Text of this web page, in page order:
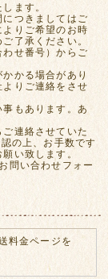
ます。
つきましてはご
りご希望のお時
了承ください。
せ番号）からご
かる場合があり
りご連絡をさせ
もあります。あ
連絡させていた
の上、お手数です
い致します。
問い合わせフォー
料金ページを